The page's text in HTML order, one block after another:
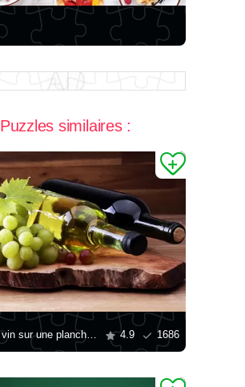
Puzzles similaires :
Raisins et vin sur une planche en bois 4.9 1686